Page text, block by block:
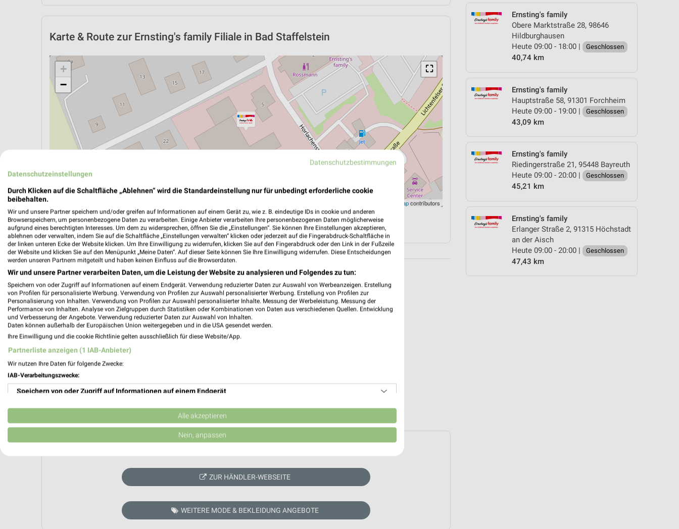
Ernsting's family
Obere Marktstraße 28, 98646
Hildburghausen
Heute 09:00 - 18:00 |
Geschlossen
40,74 km
Ernsting's family
Hauptstraße 58, 91301 Forchheim
Heute 09:00 - 19:00 |
Geschlossen
43,09 km
Ernsting's family
Riedingerstraße 21, 95448 Bayreuth
Heute 09:00 - 20:00 |
Geschlossen
45,21 km
Ernsting's family
Erlanger Straße 2, 91315 Höchstadt
an der Aisch
Heute 09:00 - 20:00 |
Geschlossen
47,43 km
Karte & Route zur Ernsting's family Filiale in Bad Staffelstein
⛶
+
−
OpenStreetMapcontributors
ÖPNV ANZEIGEN LADESÄULEN ANZEIGEN NAVIGATION MIT GOOGLE/IOS MAPS
ZUR HÄNDLER-WEBSEITE
WEITERE MODE & BEKLEIDUNG ANGEBOTE
Datenschutzbestimmungen
Datenschutzeinstellungen
Durch Klicken auf die Schaltfläche „Ablehnen“ wird die Standardeinstellung nur für unbedingt erforderliche cookie
beibehalten.
Wir und unsere Partner speichern und/oder greifen auf Informationen auf einem Gerät zu, wie z. B. eindeutige IDs in cookie und anderen
Browserspeichern, um personenbezogene Daten zu verarbeiten. Einige Anbieter verarbeiten Ihre personenbezogenen Daten möglicherweise
aufgrund eines berechtigten Interesses. Um dem zu widersprechen, öffnen Sie die „Einstellungen“. Sie können Ihre Einstellungen akzeptieren,
ablehnen oder verwalten, indem Sie auf die Schaltfläche „Einstellungen verwalten“ klicken oder jederzeit auf die Fingerabdruck-Schaltfläche in
der linken unteren Ecke der Website klicken. Um Ihre Einwilligung zu widerrufen, klicken Sie auf den Fingerabdruck oder den Link in der Fußzeile
der Website und klicken Sie auf den Menüpunkt „Meine Daten“. Auf dieser Seite können Sie Ihre Einwilligung widerrufen. Diese Entscheidungen
werden unseren Partnern mitgeteilt und haben keinen Einfluss auf die Browserdaten.
Wir und unsere Partner verarbeiten Daten, um die Leistung der Website zu analysieren und Folgendes zu tun:
Speichern von oder Zugriff auf Informationen auf einem Endgerät. Verwendung reduzierter Daten zur Auswahl von Werbeanzeigen. Erstellung
von Profilen für personalisierte Werbung. Verwendung von Profilen zur Auswahl personalisierter Werbung. Erstellung von Profilen zur
Personalisierung von Inhalten. Verwendung von Profilen zur Auswahl personalisierter Inhalte. Messung der Werbeleistung. Messung der
Performance von Inhalten. Analyse von Zielgruppen durch Statistiken oder Kombinationen von Daten aus verschiedenen Quellen. Entwicklung
und Verbesserung der Angebote. Verwendung reduzierter Daten zur Auswahl von Inhalten.
Daten können außerhalb der Europäischen Union weitergegeben und in die USA gesendet werden.
Ihre Einwilligung und die cookie Richtlinie gelten ausschließlich für diese Website/App.
Partnerliste anzeigen (1 IAB-Anbieter)
Wir nutzen Ihre Daten für folgende Zwecke:
IAB-Verarbeitungszwecke:
Speichern von oder Zugriff auf Informationen auf einem Endgerät
Verwendung reduzierter Daten zur Auswahl von Werbeanzeigen
Erstellung von Profilen für personalisierte Werbung
Erstellung von Profilen zur Personalisierung von Inhalten
Alle akzeptieren
Nein, anpassen